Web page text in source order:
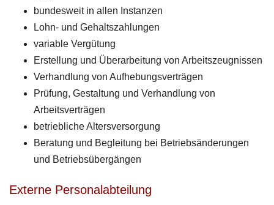
bundesweit in allen Instanzen
Lohn- und Gehaltszahlungen
variable Vergütung
Erstellung und Überarbeitung von Arbeitszeugnissen
Verhandlung von Aufhebungsverträgen
Prüfung, Gestaltung und Verhandlung von
Arbeitsverträgen
betriebliche Altersversorgung
Beratung und Begleitung bei Betriebsänderungen
und Betriebsübergängen
Externe Personalabteilung